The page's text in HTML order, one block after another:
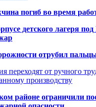
погиб во время
детского лагеря
отрубил
переходят от ручного
производству
районе ограничили